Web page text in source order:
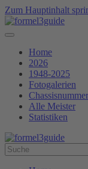
Zum Hauptinhalt
Home
2026
1948-2025
Fotogalerien
Alle Meister
Statistiken